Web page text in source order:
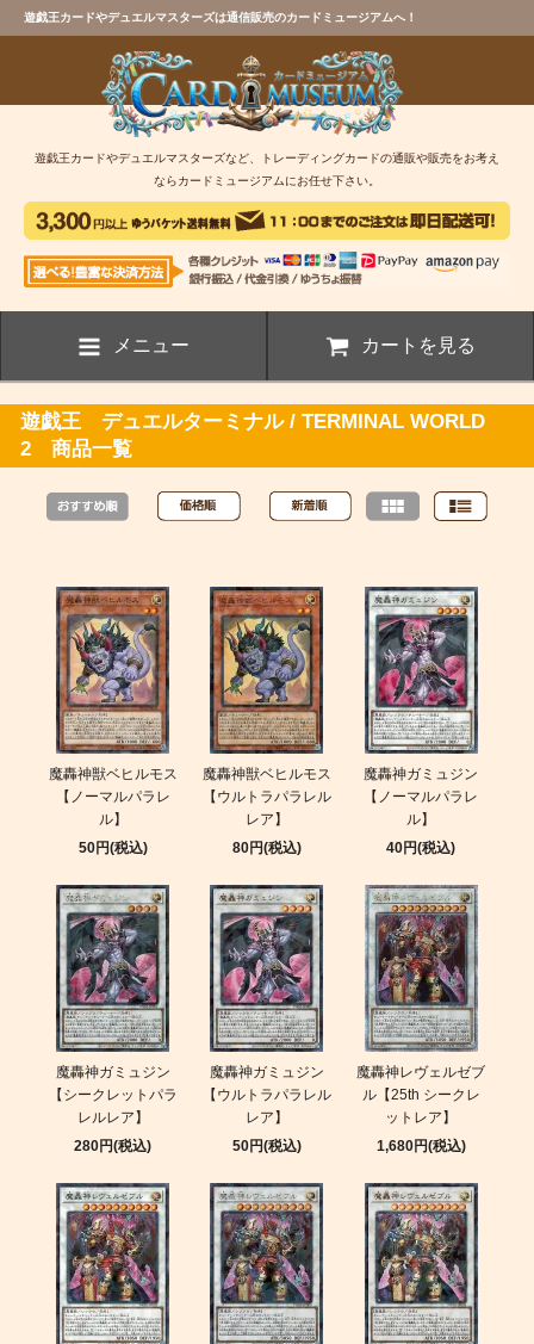
遊戯王カードやデュエルマスターズは通信販売のカードミュージアムへ！
遊戯王カードやデュエルマスターズなど、トレーディングカードの通販や販売をお考え
ならカードミュージアムにお任せ下さい。
メニュー カートを見る
遊戯王 デュエルターミナル / TERMINAL WORLD
2 商品一覧
魔轟神獣ベヒルモス
【ノーマルパラレ
ル】
50円(税込)
魔轟神獣ベヒルモス
【ウルトラパラレル
レア】
80円(税込)
魔轟神ガミュジン
【ノーマルパラレ
ル】
40円(税込)
魔轟神ガミュジン
【シークレットパラ
レルレア】
280円(税込)
魔轟神ガミュジン
【ウルトラパラレル
レア】
50円(税込)
魔轟神レヴェルゼブ
ル【25th シークレ
ットレア】
1,680円(税込)